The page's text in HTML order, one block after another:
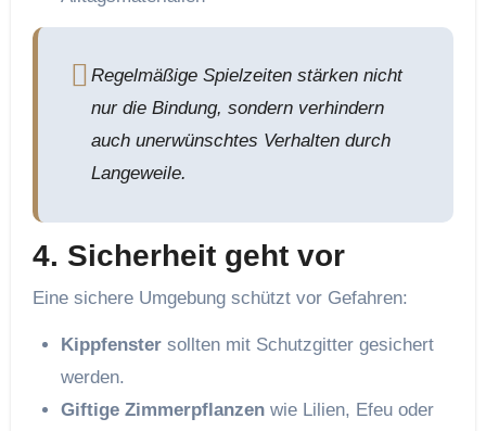
Regelmäßige Spielzeiten stärken nicht
nur die Bindung, sondern verhindern
auch unerwünschtes Verhalten durch
Langeweile.
4. Sicherheit geht vor
Eine sichere Umgebung schützt vor Gefahren:
Kippfenstersollten mit Schutzgitter gesichert
werden.
Giftige Zimmerpflanzenwie Lilien, Efeu oder